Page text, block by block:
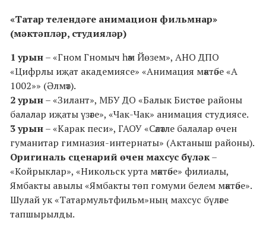
«Татар телендәге анимацион фильмнар»
(мәктәпләр, студияләр)
1 урын– «Гном Гномыч һәм Йөзем», АНО ДПО
«Цифрлы иҗат академиясе» «Анимация мәктәбе «А
1002»» (Әлмәт).
2 урын– «Зилант», МБУ ДО «Балык Бистәсе районы
балалар иҗаты үзәге», «Чак-Чак» анимация студиясе.
3 урын– «Карак песи», ГАОУ «Сәләтле балалар өчен
гуманитар гимназия-интернаты» (Актаныш районы).
Оригиналь сценарий өчен махсус бүләк–
«Койрыклар», «Никольск урта мәктәбе» филиалы,
Ямбакты авылы «Ямбакты төп гомуми белем мәктәбе».
Шулай ук «Татармультфильм»ның махсус бүләге
тапшырылды.